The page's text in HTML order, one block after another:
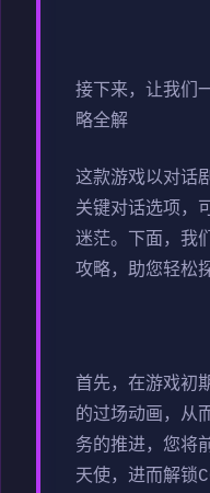
接下来，让我们
略全解
这款游戏以对话
关键对话选项，
迷茫。下面，我
攻略，助您轻松
首先，在游戏初
的过场动画，从
务的推进，您将
天使，进而解锁